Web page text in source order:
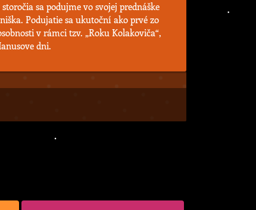
sa podujme vo svojej prednáške
Podujatie sa ukutoční ako prvé zo
v rámci tzv. „Roku Kolakoviča“,
dni.